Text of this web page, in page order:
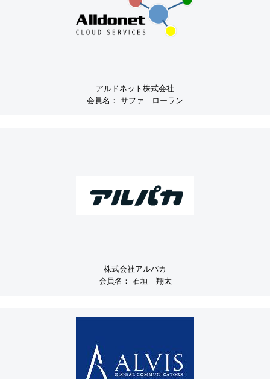
アルドネット株式会社
会員名： サファ ローラン
株式会社アルパカ
会員名： 石垣 翔太